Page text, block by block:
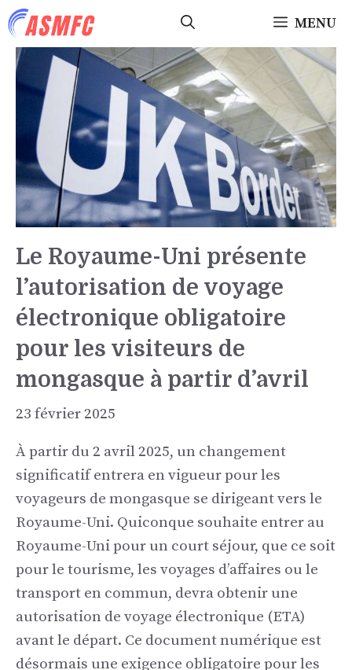
Aller
au
contenu
MENU
Le Royaume-Uni présente
l’autorisation de voyage
électronique obligatoire
pour les visiteurs de
mongasque à partir d’avril
23 février 2025
À partir du 2 avril 2025, un changement
significatif entrera en vigueur pour les
voyageurs de mongasque se dirigeant vers le
Royaume-Uni. Quiconque souhaite entrer au
Royaume-Uni pour un court séjour, que ce soit
pour le tourisme, les voyages d’affaires ou le
transport en commun, devra obtenir une
autorisation de voyage électronique (ETA)
avant le départ. Ce document numérique est
désormais une exigence obligatoire pour les